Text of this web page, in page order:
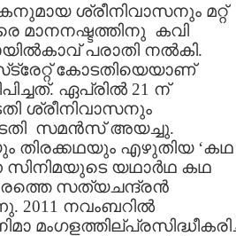
ശ്രീനിവാസനും മറ്റ്
മാനനഷ്ടത്തിനു കവി
പരാതി നല്‍കി.
കോടതിയെയാണ്
ഏപ്രില്‍ 21 ന്
ശ്രീനിവാസനും
സമന്‍സ് അയച്ചു.
തിരക്കഥയും എഴുതിയ ‘കഥ
യഥാര്‍ഥ കഥ
സത്യചന്ദ്രന്‍
2011 നവംബറില്‍